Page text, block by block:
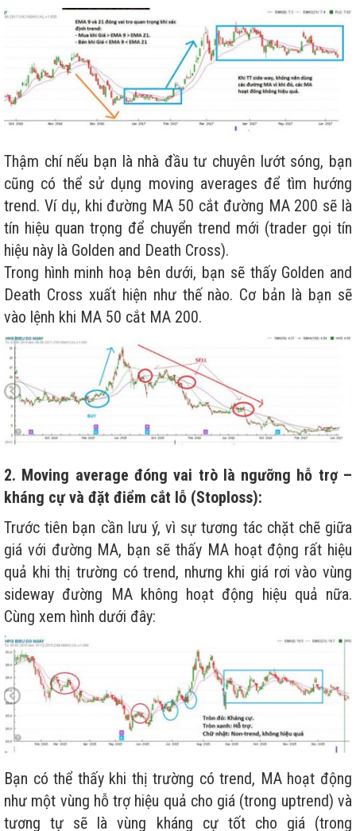
Thậm chí nếu bạn là nhà đầu tư chuyên lướt sóng, bạn
cũng có thể sử dụng moving averages để tìm hướng
trend. Ví dụ, khi đường MA 50 cắt đường MA 200 sẽ là
tín hiệu quan trọng để chuyển trend mới (trader gọi tín
hiệu này là Golden and Death Cross).
Trong hình minh hoạ bên dưới, bạn sẽ thấy Golden and
Death Cross xuất hiện như thế nào. Cơ bản là bạn sẽ
vào lệnh khi MA 50 cắt MA 200.
2. Moving average đóng vai trò là ngưỡng hỗ trợ –
kháng cự và đặt điểm cắt lỗ (Stoploss):
Trước tiên bạn cần lưu ý, vì sự tương tác chặt chẽ giữa
giá với đường MA, bạn sẽ thấy MA hoạt động rất hiệu
quả khi thị trường có trend, nhưng khi giá rơi vào vùng
sideway đường MA không hoạt động hiệu quả nữa.
Cùng xem hình dưới đây:
Bạn có thể thấy khi thị trường có trend, MA hoạt động
như một vùng hỗ trợ hiệu quả cho giá (trong uptrend) và
tương tự sẽ là vùng kháng cự tốt cho giá (trong